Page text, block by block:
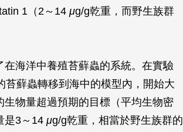
1（2～14 μg/g乾重，而野生族群
海洋中養殖苔蘚蟲的系統。在實驗
蘚蟲轉移到海中的模型內，開始大
物量超過預期的目標（平均生物密
是3～14 μg/g乾重，相當於野生族群的